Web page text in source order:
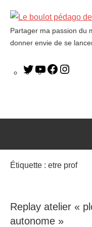
Le
boulot
Partager ma passion du
donner envie de se
Étiquette : etre prof
Replay atelier «
autonome »